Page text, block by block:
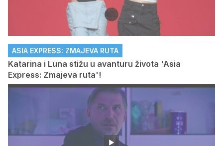
ASIA EXPRESS: ZMAJEVA RUTA
Katarina i Luna stižu u avanturu života 'Asia
Express: Zmajeva ruta'!